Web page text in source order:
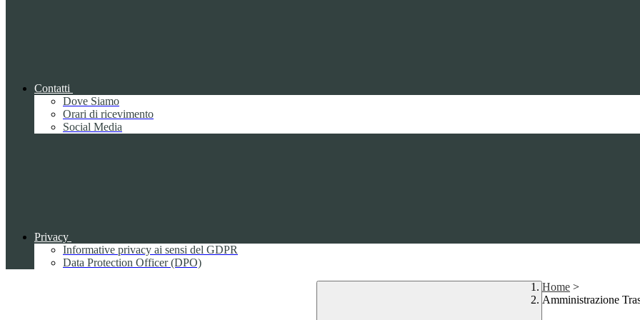
Contatti
Dove Siamo
Orari di ricevimento
Social Media
Privacy
Informative privacy ai sensi del GDPR
Data Protection Officer (DPO)
Home >
Amministrazione